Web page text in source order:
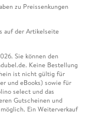
zu Preissenkungen
auf der Artikelseite
Sie können den
Keine Bestellung
ist nicht gültig für
und eBooks) sowie für
select und das
Gutscheinen und
Ein Weiterverkauf